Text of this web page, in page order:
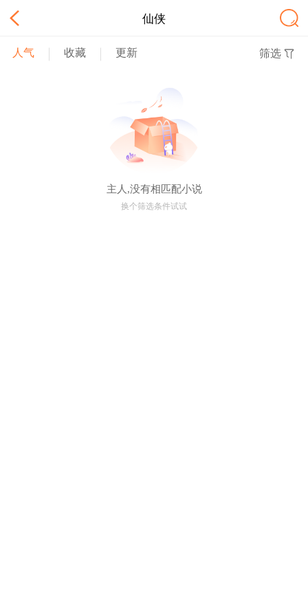
仙侠
人气 收藏 更新 筛选
主人,没有相匹配小说
换个筛选条件试试